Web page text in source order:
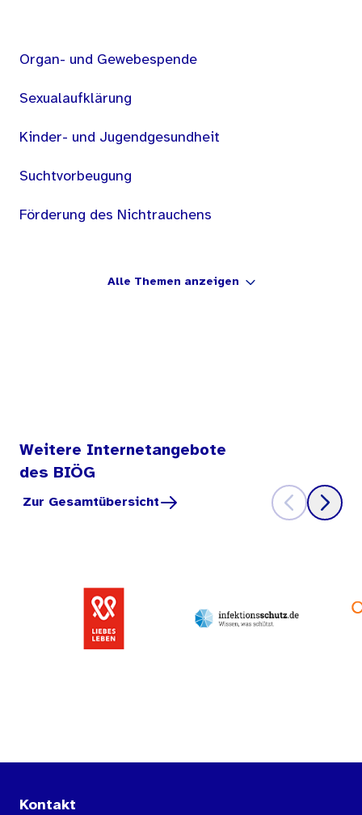
Organ- und Gewebespende
Sexualaufklärung
Kinder- und Jugendgesundheit
Suchtvorbeugung
Förderung des Nichtrauchens
Alle Themen anzeigen
Weitere Internetangebote
des BIÖG
Zur Gesamtübersicht
Kontakt